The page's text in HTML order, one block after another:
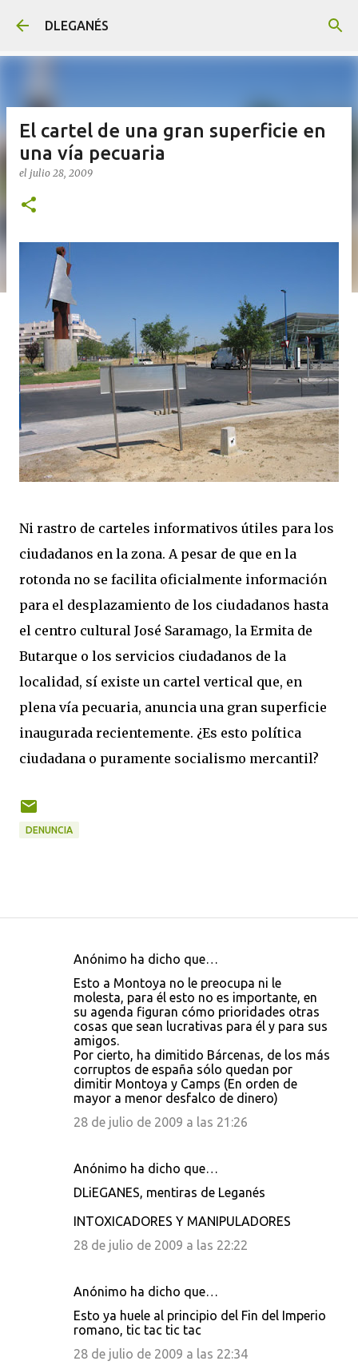
DLEGANÉS
El cartel de una gran superficie en
una vía pecuaria
el julio 28, 2009
Ni rastro de carteles informativos útiles para los
ciudadanos en la zona. A pesar de que en la
rotonda no se facilita oficialmente información
para el desplazamiento de los ciudadanos hasta
el centro cultural José Saramago, la Ermita de
Butarque o los servicios ciudadanos de la
localidad, sí existe un cartel vertical que, en
plena vía pecuaria, anuncia una gran superficie
inaugurada recientemente. ¿Es esto política
ciudadana o puramente socialismo mercantil?
DENUNCIA
Anónimo ha dicho que…
Esto a Montoya no le preocupa ni le
molesta, para él esto no es importante, en
su agenda figuran cómo prioridades otras
cosas que sean lucrativas para él y para sus
amigos.
Por cierto, ha dimitido Bárcenas, de los más
corruptos de españa sólo quedan por
dimitir Montoya y Camps (En orden de
mayor a menor desfalco de dinero)
28 de julio de 2009 a las 21:26
Anónimo ha dicho que…
DLiEGANES, mentiras de Leganés
INTOXICADORES Y MANIPULADORES
28 de julio de 2009 a las 22:22
Anónimo ha dicho que…
Esto ya huele al principio del Fin del Imperio
romano, tic tac tic tac
28 de julio de 2009 a las 22:34